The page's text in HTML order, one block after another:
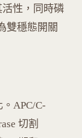
活性，同時磷
雙穩態開關
APC/C-
切割